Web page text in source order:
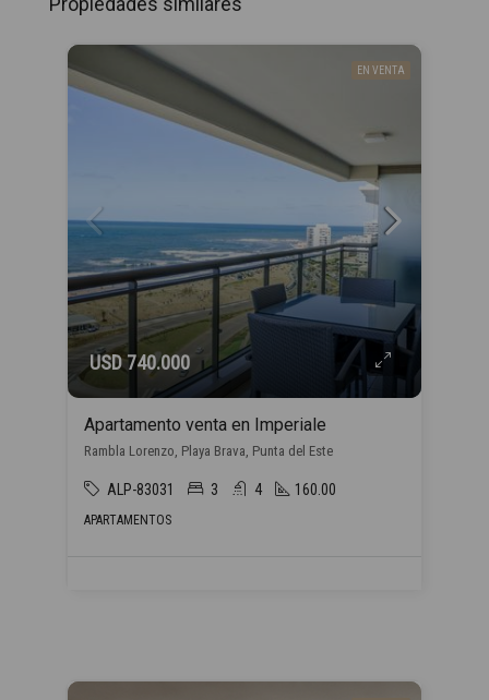
EN VENTA
USD 740.000
Apartamento venta en Imperiale
Rambla Lorenzo, Playa Brava, Punta del Este
ALP-83031 3 4 160.00
APARTAMENTOS